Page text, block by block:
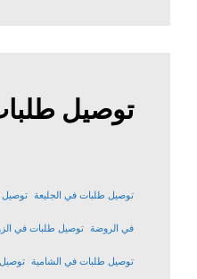
توصيل
توصيل طلبات في الجليعة توصيل
في الروضة توصيل طلبات في
توصيل طلبات في الشامية